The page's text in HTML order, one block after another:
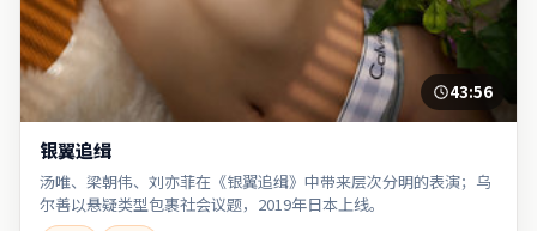
43:56
银翼追缉
汤唯、梁朝伟、刘亦菲在《银翼追缉》中带来层次分明的表演；乌
尔善以悬疑类型包裹社会议题，2019年日本上线。